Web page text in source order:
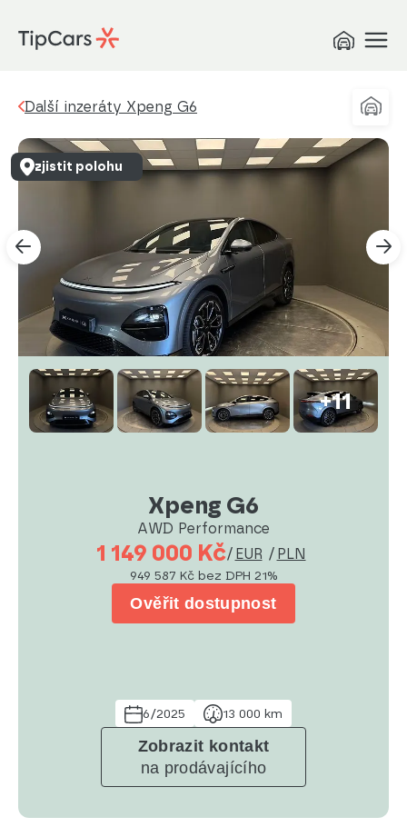
Další inzeráty Xpeng G6
+11
Xpeng G6
AWD Performance
1 149 000 Kč/ EUR / PLN
949 587 Kč bez DPH 21%
Ověřit dostupnost
6/2025 13 000 km
Zobrazit kontakt
na prodávajícího
zjistit polohu